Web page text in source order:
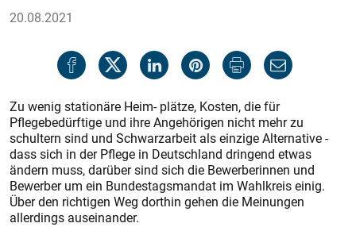
20.08.2021
Zu wenig stationäre Heim- plätze, Kosten, die für
Pflegebedürftige und ihre Angehörigen nicht mehr zu
schultern sind und Schwarzarbeit als einzige Alternative -
dass sich in der Pflege in Deutschland dringend etwas
ändern muss, darüber sind sich die Bewerberinnen und
Bewerber um ein Bundestagsmandat im Wahlkreis einig.
Über den richtigen Weg dorthin gehen die Meinungen
allerdings auseinander.